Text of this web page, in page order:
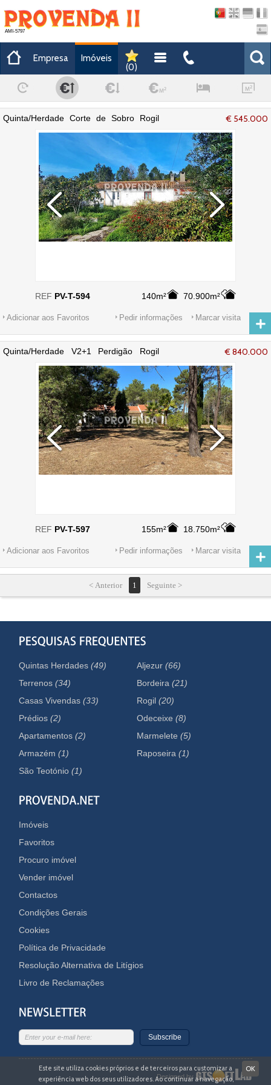
AMI-5797
Empresa
Imóveis
(0)
€ 545.000
Quinta/Herdade Corte de Sobro Rogil
140m² 70.900m²
REF PV-T-594
Adicionar aos Favoritos Marcar visita
Pedir informações
€ 840.000
Quinta/Herdade V2+1 Perdigão Rogil
terraços, equipada, furo, electricidade,
155m² 18.750m²
REF PV-T-597
Adicionar aos Favoritos Marcar visita
Pedir informações
< Anterior 1 Seguinte >
Quintas Herdades(49)
Terrenos(34)
Casas Vivendas(33)
Prédios(2)
Apartamentos(2)
Armazém(1)
Aljezur(66)
Bordeira(21)
Rogil(20)
Odeceixe(8)
Marmelete(5)
Raposeira(1)
São Teotónio(1)
Imóveis
Favoritos
Procuro imóvel
Vender imóvel
Contactos
Condições Gerais
Cookies
Política de Privacidade
Resolução Alternativa de Litígios
Livro de Reclamações
Subscribe
Designed by
OK
Este site utiliza cookies próprios e de terceiros para customizar a
experiência web dos seus utilizadores. Ao continuar a navegação,